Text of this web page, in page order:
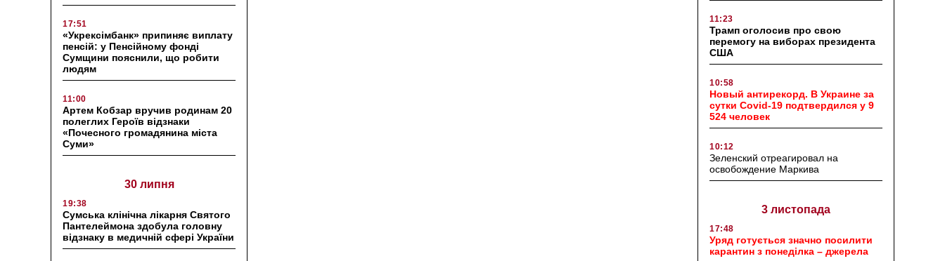
17:51
«Укрексімбанк» припиняє виплату
пенсій: у Пенсійному фонді
Сумщини пояснили, що робити
людям
11:00
Артем Кобзар вручив родинам 20
полеглих Героїв відзнаки
«Почесного громадянина міста
Суми»
30 липня
19:38
Сумська клінічна лікарня Святого
Пантелеймона здобула головну
відзнаку в медичній сфері України
11:23
Трамп оголосив про свою
перемогу на виборах президента
США
10:58
Новый антирекорд. В Украине за
сутки Covid-19 подтвердился у 9
524 человек
10:12
Зеленский отреагировал на
освобождение Маркива
3 листопада
17:48
Уряд готується значно посилити
карантин з понеділка – джерела